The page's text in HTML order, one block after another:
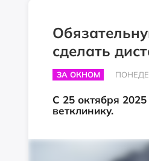
сделать
ЗА ОКНОМ
С 25 октября
ветклинику.